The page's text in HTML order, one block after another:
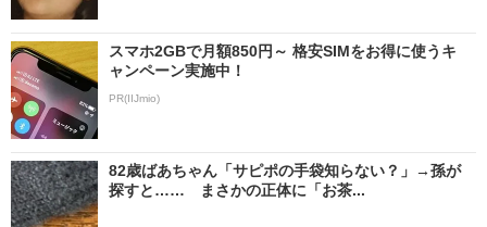
スマホ2GBで月額850円～ 格安SIMをお得に使うキ
ャンペーン実施中！
PR(IIJmio)
82歳ばあちゃん「サピポの手袋知らない？」→孫が
探すと…… まさかの正体に「お茶...